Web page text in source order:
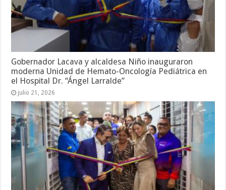
Gobernador Lacava y alcaldesa Niño inauguraron
moderna Unidad de Hemato-Oncología Pediátrica en
el Hospital Dr. “Ángel Larralde”
julio 21, 2026